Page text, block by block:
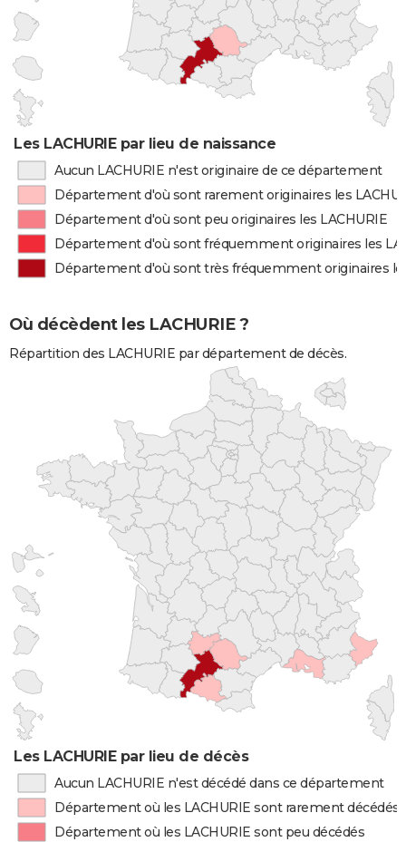
Les LACHURIE par lieu de naissance
Aucun LACHURIE n'est originaire de ce département
Département d'où sont rarement originaires les
Département d'où sont peu originaires les LACHURIE
Département d'où sont fréquemment originaires les
Département d'où sont très fréquemment originaires
Où décèdent les LACHURIE ?
Répartition des LACHURIE par département de décès.
Les LACHURIE par lieu de décès
Aucun LACHURIE n'est décédé dans ce département
Département où les LACHURIE sont rarement décédés
Département où les LACHURIE sont peu décédés